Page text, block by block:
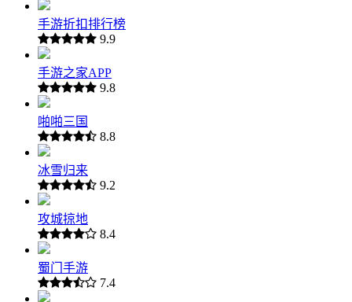
手游折扣排行榜
9.9
手游之家APP
9.8
啪啪三国
8.8
冰雪归来
9.2
攻城掠地
8.4
蜀门手游
7.4